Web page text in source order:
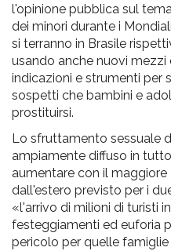
l'opinione pubblica sul
dei minori durante i
si terranno in Brasile
usando anche nuovi
indicazioni e strumenti per
sospetti che bambini e
prostituirsi.
Lo sfruttamento sessuale
ampiamente diffuso in
aumentare con il
dall'estero previsto per i
«l'arrivo di milioni di turisti
festeggiamenti ed euforia
pericolo per quelle